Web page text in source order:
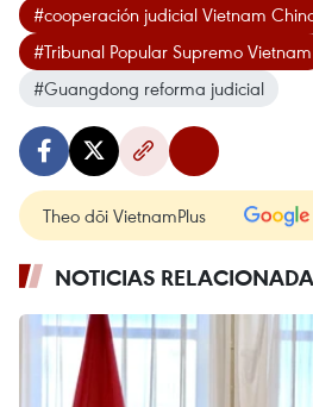
#cooperación judicial Vietnam
#Tribunal Popular Supremo Vietnam
#Guangdong reforma judicial
Theo dõi VietnamPlus
NOTICIAS